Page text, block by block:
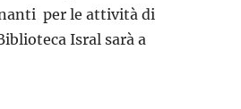
per le attività di
Isral sarà a